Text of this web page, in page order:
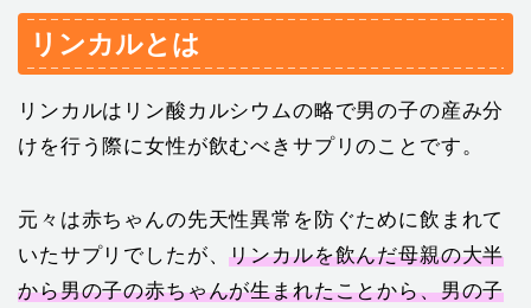
リンカルとは
リンカルはリン酸カルシウムの略で男の子の産み分
けを行う際に女性が飲むべきサプリのことです。
元々は赤ちゃんの先天性異常を防ぐために飲まれて
いたサプリでしたが、リンカルを飲んだ母親の大半
から男の子の赤ちゃんが生まれたことから、男の子